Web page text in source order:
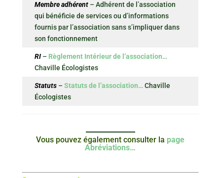
Membre adhérent– Adhérent de l’association
qui bénéficie de services ou d’informations
fournis par l’association sans s’impliquer dans
son fonctionnement
RI– Règlement Intérieur de l’association…
Chaville Écologistes
Statuts– Statuts de l’association…Chaville
Écologistes
Vous pouvez également consulter la page
Abréviations…